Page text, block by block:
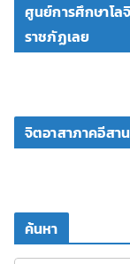
ศูนย์การศึกษาโล
ราชภัฏเลย
จิตอาสาภาคอีสาน
ค้นหา